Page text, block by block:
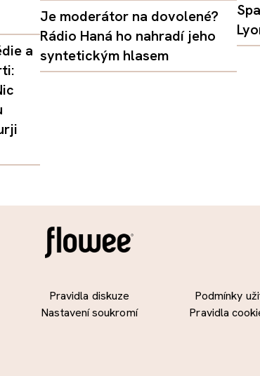
a
Je moderátor na dovolené?
Rádio Haná ho nahradí jeho
syntetickým hlasem
Pravidla diskuze
Nastavení soukromí
Podmínky
Pravidla